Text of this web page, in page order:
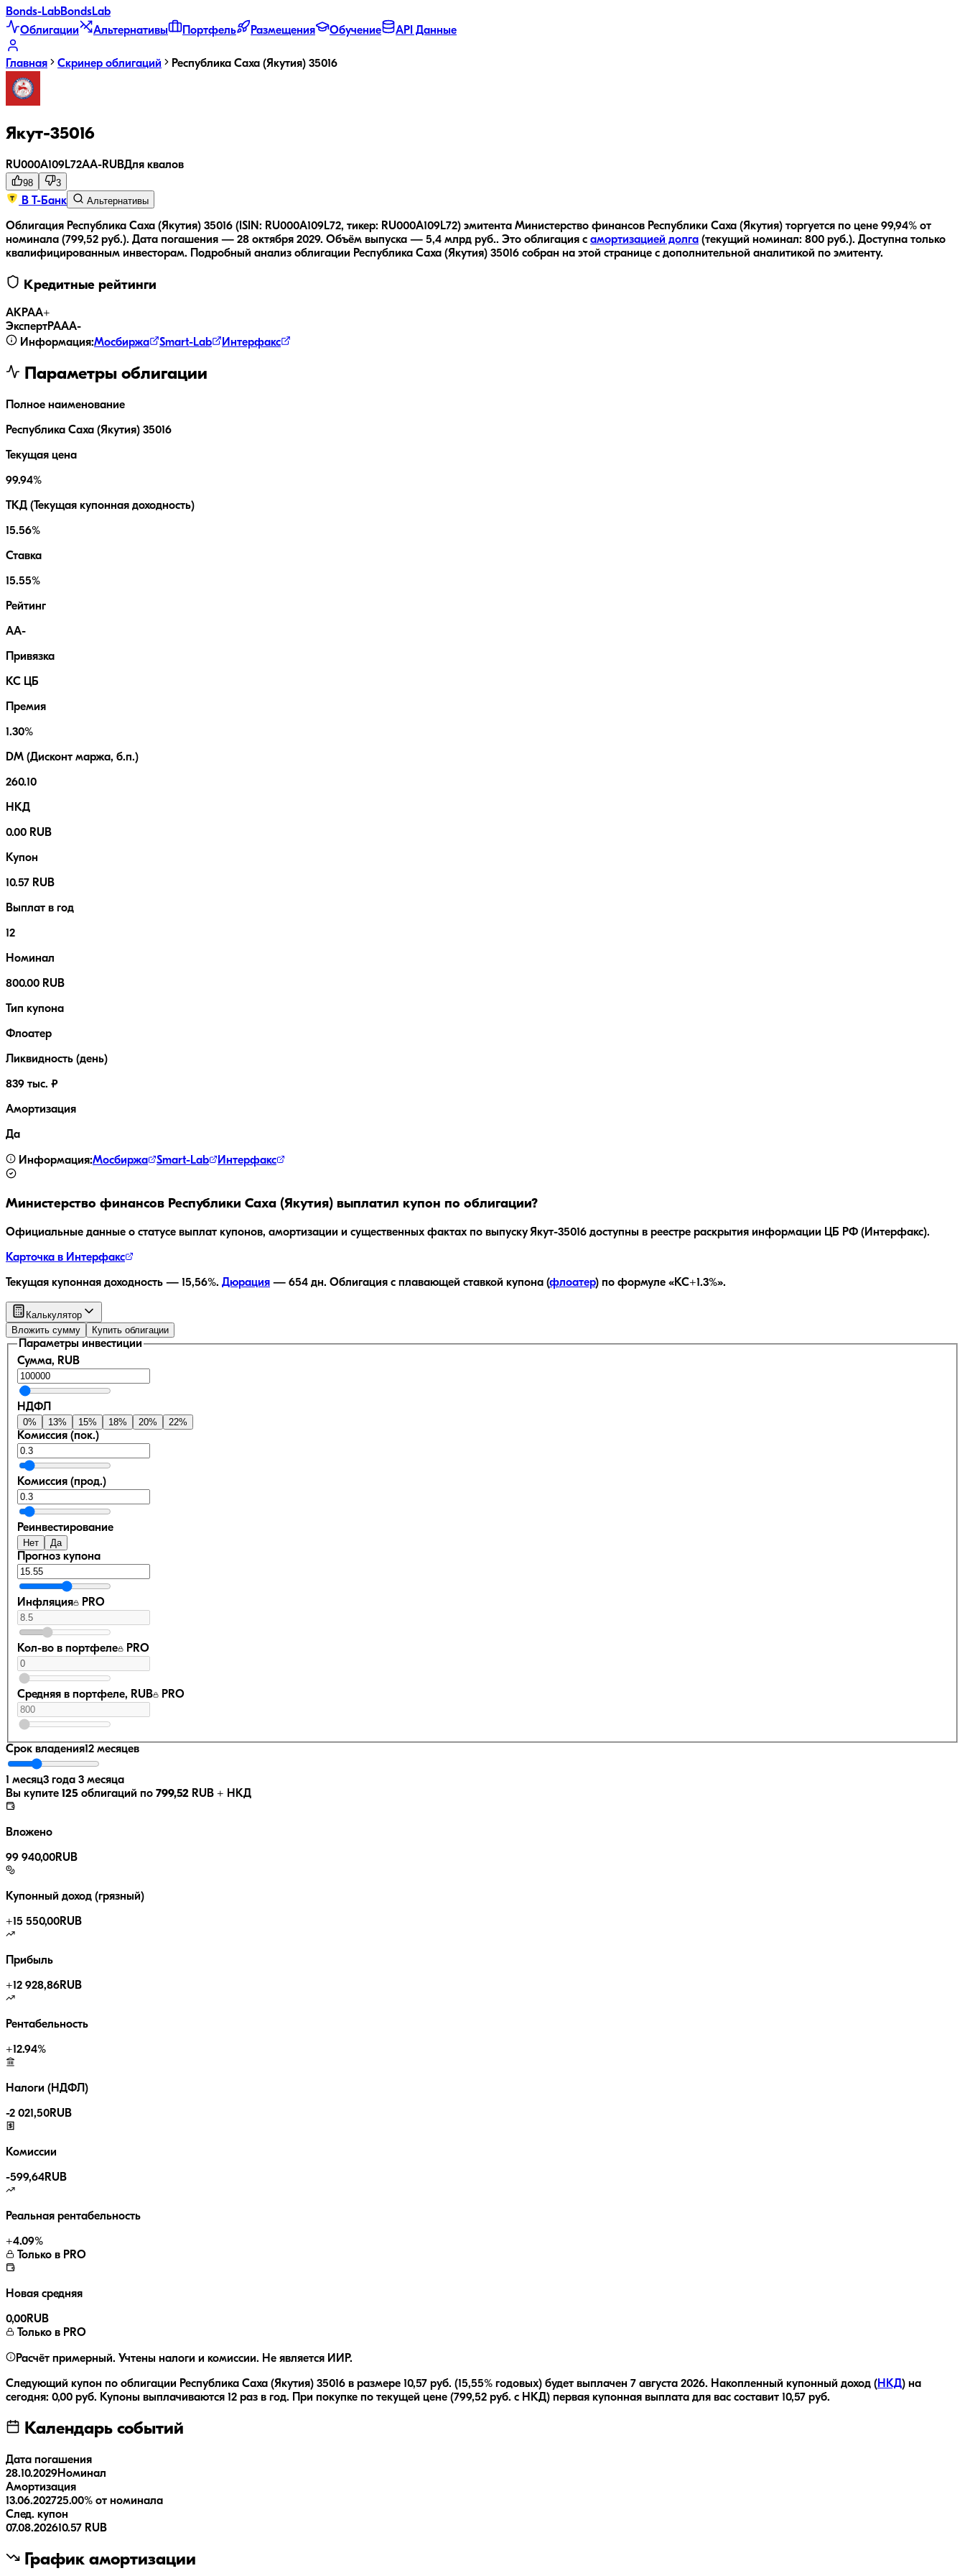
Bonds-LabBondsLab
Облигации
Альтернативы Портфель Размещения Обучение API Данные
Главная Скринер облигаций Республика Саха (Якутия) 35016
Якут-35016
RU000A109L72AA-RUBДля квалов
98 3
В Т-Банк Альтернативы
Облигация Республика Саха (Якутия) 35016 (ISIN: RU000A109L72, тикер: RU000A109L72) эмитента Министерство финансов Республики Саха (Якутия) торгуется по цене 99,94% от
номинала (799,52 руб.). Дата погашения — 28 октября 2029. Объём выпуска — 5,4 млрд руб.. Это облигация с амортизацией долга (текущий номинал: 800 руб.). Доступна только
квалифицированным инвесторам.
Подробный анализ облигации Республика Саха (Якутия) 35016 собран на этой странице с дополнительной аналитикой по эмитенту.
Кредитные рейтинги
АКРАA+
ЭкспертРАAA-
Информация:Мосбиржа Smart-Lab Интерфакс
Параметры облигации
Полное наименование
Республика Саха (Якутия) 35016
Текущая цена
99.94%
ТКД (Текущая купонная доходность)
15.56%
Ставка
15.55%
Рейтинг
AA-
Привязка
КС ЦБ
Премия
1.30%
DM (Дисконт маржа, б.п.)
260.10
НКД
0.00 RUB
Купон
10.57 RUB
Выплат в год
12
Номинал
800.00 RUB
Тип купона
Флоатер
Ликвидность (день)
839 тыс. ₽
Амортизация
Да
Информация:Мосбиржа Smart-Lab Интерфакс
Министерство финансов Республики Саха (Якутия) выплатил купон по облигации?
Официальные данные о статусе выплат купонов, амортизации и существенных фактах по выпускуЯкут-35016 доступны в реестре раскрытия информации ЦБ РФ (Интерфакс).
Карточка в Интерфакс
Текущая купонная доходность — 15,56%. Дюрация — 654 дн. Облигация с плавающей ставкой купона (флоатер) по формуле «КС+1.3%».
Калькулятор
Вложить сумму
Купить облигации
Параметры инвестиции
Сумма, RUB
НДФЛ
0% 13% 15% 18% 20% 22%
Комиссия (пок.)
Комиссия (прод.)
Реинвестирование
Нет Да
Прогноз купона
Инфляция PRO
Кол-во в портфеле PRO
Средняя в портфеле, RUB PRO
Срок владения12 месяцев
1 месяц3 года 3 месяца
Вы купите 125 облигаций по 799,52 RUB + НКД
Вложено
99 940,00RUB
Купонный доход (грязный)
+15 550,00RUB
Прибыль
+12 928,86RUB
Рентабельность
+12.94%
Налоги (НДФЛ)
-2 021,50RUB
Комиссии
-599,64RUB
Реальная рентабельность
+4.09%
Только в PRO
Новая средняя
0,00RUB
Только в PRO
Расчёт примерный. Учтены налоги и комиссии. Не является ИИР.
Следующий купон по облигации Республика Саха (Якутия) 35016 в размере 10,57 руб. (15,55% годовых) будет выплачен 7 августа 2026. Накопленный купонный доход ( НКД) на
сегодня: 0,00 руб. Купоны выплачиваются 12 раз в год. При покупке по текущей цене (799,52 руб. с НКД) первая купонная выплата для вас составит 10,57 руб.
Календарь событий
Дата погашения
28.10.2029Номинал
Амортизация
13.06.202725.00% от номинала
След. купон
07.08.202610.57 RUB
График амортизации